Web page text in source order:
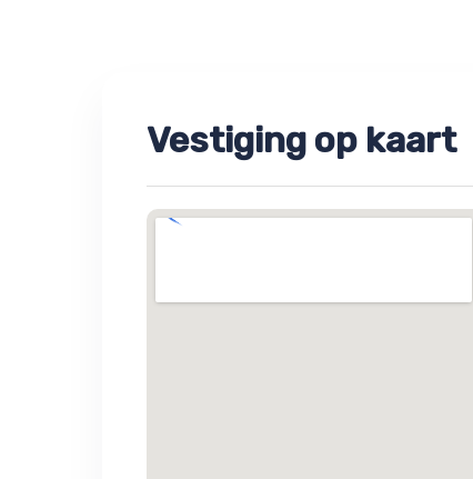
Vestiging op kaart